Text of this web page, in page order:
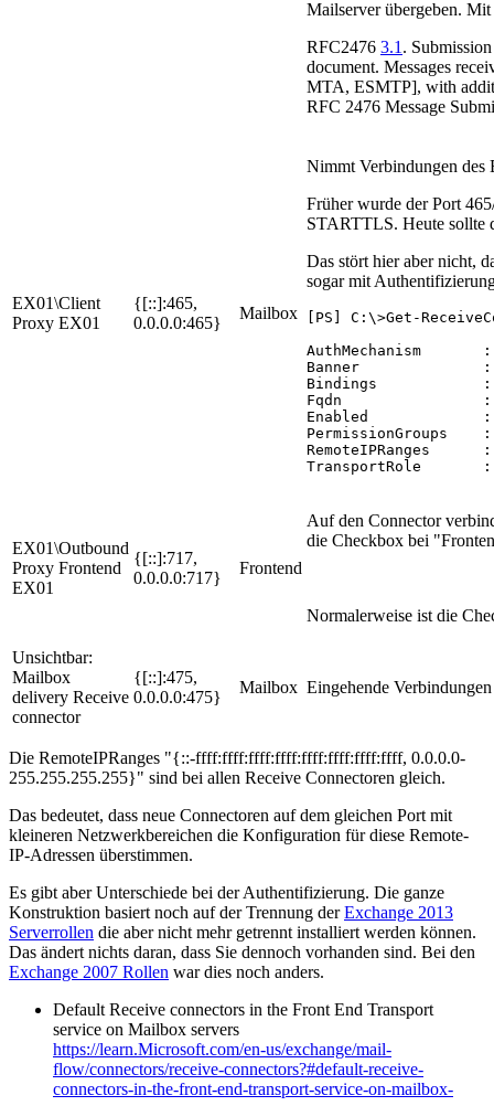
Mailserver übergeben.
RFC2476 3.1.
document. Messages
MTA, ESMTP], with
RFC 2476 Message
EX01\Client
Proxy EX01
{[::]:465,
0.0.0.0:465}
Mailbox
Nimmt Verbindungen
Früher wurde der Port
STARTTLS. Heute sollte
Das stört hier aber nicht,
sogar mit
[PS] C:\>Get-
AuthMechanism       :
Banner              :
Bindings            :
Fqdn                :
Enabled             :
PermissionGroups    :
TransportRole       :
EX01\Outbound
Proxy Frontend
EX01
{[::]:717,
0.0.0.0:717}
Frontend
Auf den Connector
die Checkbox bei
Normalerweise ist die
Unsichtbar:
Mailbox
delivery Receive
connector
{[::]:475,
0.0.0.0:475}
Mailbox Eingehende
Die RemoteIPRanges "{::-ffff:ffff:ffff:ffff:ffff:ffff:ffff:ffff, 0.0.0.0-
255.255.255.255}" sind bei allen Receive Connectoren gleich.
Das bedeutet, dass neue Connectoren auf dem gleichen Port mit
kleineren Netzwerkbereichen die Konfiguration für diese Remote-
IP-Adressen überstimmen.
Es gibt aber Unterschiede bei der Authentifizierung. Die ganze
Konstruktion basiert noch auf der Trennung derExchange 2013
Serverrollen die aber nicht mehr getrennt installiert werden können.
Das ändert nichts daran, dass Sie dennoch vorhanden sind. Bei den
Exchange 2007 Rollen war dies noch anders.
Default Receive connectors in the Front End Transport
service on Mailbox servers
https://learn.Microsoft.com/en-us/exchange/mail-
flow/connectors/receive-connectors?#default-receive-
connectors-in-the-front-end-transport-service-on-mailbox-